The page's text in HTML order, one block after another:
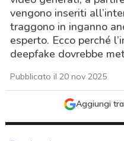
vengono inseriti
traggono in inganno
esperto. Ecco perché
deepfake dovrebbe
Pubblicato il 20 nov 2025
Aggiungi